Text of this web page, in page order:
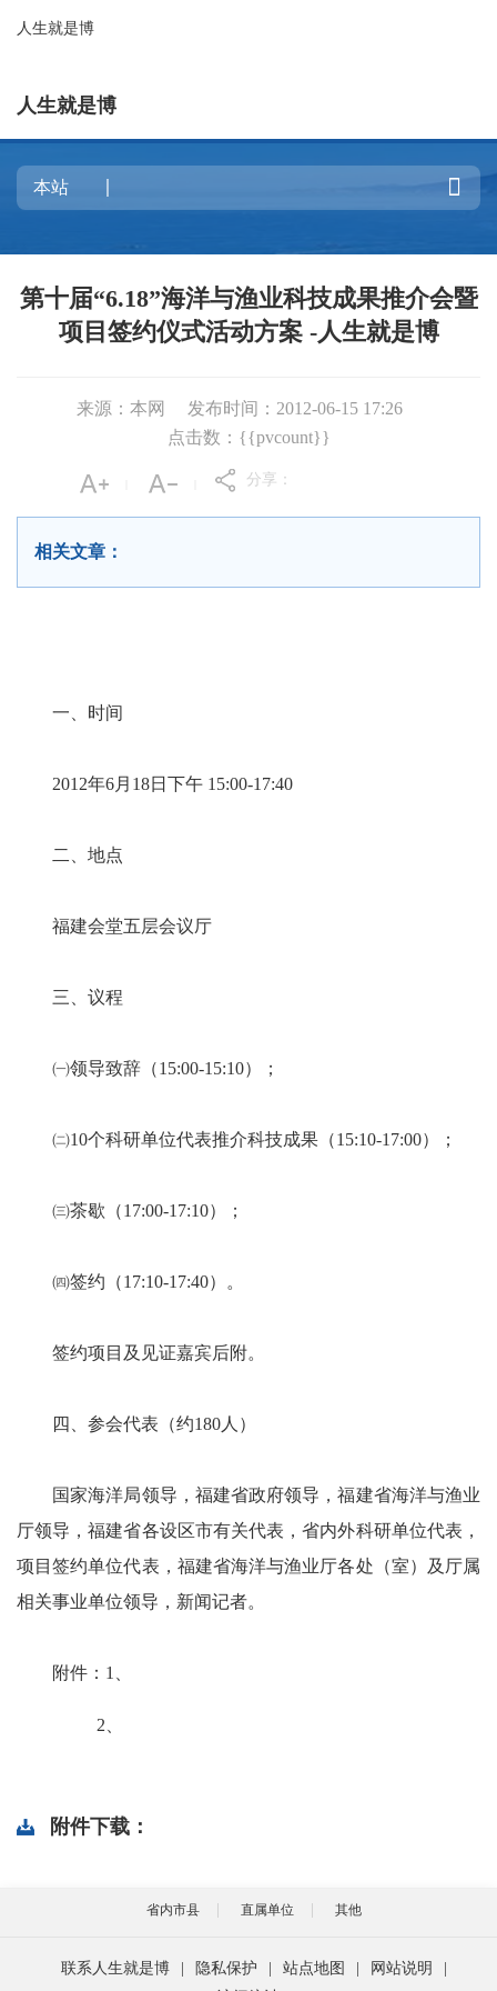
人生就是博
人生就是博

第十届“6.18”海洋与渔业科技成果推介会暨
项目签约仪式活动方案 -人生就是博
来源：本网
发布时间：2012-06-15 17:26
点击数：{{pvcount}}
分享：
相关文章：
一、时间
2012年6月18日下午 15:00-17:40
二、地点
福建会堂五层会议厅
三、议程
㈠领导致辞（15:00-15:10）；
㈡10个科研单位代表推介科技成果（15:10-17:00）；
㈢茶歇（17:00-17:10）；
㈣签约（17:10-17:40）。
签约项目及见证嘉宾后附。
四、参会代表（约180人）
国家海洋局领导，福建省政府领导，福建省海洋与渔业
厅领导，福建省各设区市有关代表，省内外科研单位代表，
项目签约单位代表，福建省海洋与渔业厅各处（室）及厅属
相关事业单位领导，新闻记者。
附件：1、
2、
附件下载：
省内市县 直属单位 其他
联系人生就是博 隐私保护 站点地图 网站说明